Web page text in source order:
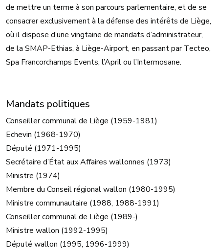
de mettre un terme à son parcours parlementaire, et de se
consacrer exclusivement à la défense des intérêts de Liège,
où il dispose d’une vingtaine de mandats d’administrateur,
de la SMAP-Ethias, à Liège-Airport, en passant par Tecteo,
Spa Francorchamps Events, l’April ou l’Intermosane.
Mandats politiques
Conseiller communal de Liège (1959-1981)
Echevin (1968-1970)
Député (1971-1995)
Secrétaire d’État aux Affaires wallonnes (1973)
Ministre (1974)
Membre du Conseil régional wallon (1980-1995)
Ministre communautaire (1988, 1988-1991)
Conseiller communal de Liège (1989-)
Ministre wallon (1992-1995)
Député wallon (1995, 1996-1999)